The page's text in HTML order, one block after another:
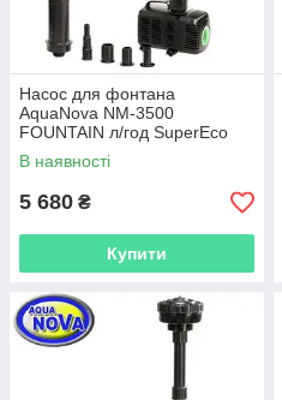
Насос для фонтана
AquaNova NM-3500
FOUNTAIN л/год SuperEco
В наявності
5 680 ₴
Купити